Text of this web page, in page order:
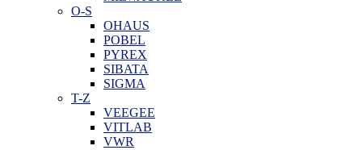
O-S
OHAUS
POBEL
PYREX
SIBATA
SIGMA
T-Z
VEEGEE
VITLAB
VWR